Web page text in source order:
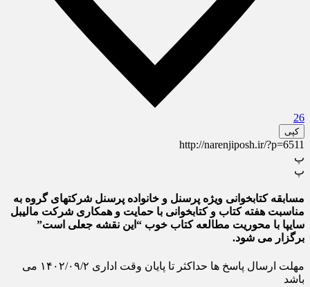
26
کپی
http://narenjiposh.ir/?p=6511
پ
پ
مسابقه کتابخوانی ویژه پرسنل و خانواده پرسنل شرکتهای گروه به
مناسبت هفته کتاب و کتابخوانی با حمایت و همکاری شرکت مالیبل
سایپا با محوریت مطالعه کتاب خوب “این نقشه جعلی است”
برگزار می شود.
مهلت ارسال پاسخ ها حداکثر تا پایان وقت اداری ۱۴۰۲/۰۹/۲ می
باشد